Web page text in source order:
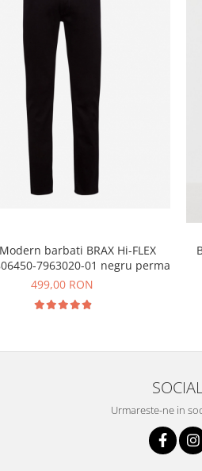
barbati BRAX Hi-FLEX
7963020-01 negru perma
499,00 RON
SOCIAL
Urmareste-ne in